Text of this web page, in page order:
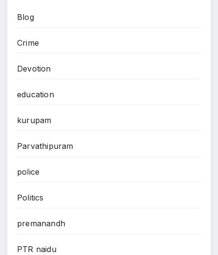
Blog
Crime
Devotion
education
kurupam
Parvathipuram
police
Politics
premanandh
PTR naidu